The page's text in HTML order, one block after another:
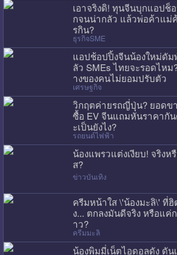
เอาจริงดิ! ทุนจีนบุกแอปช็
กจนน่ากลัว แล้วพ่อค้าแม่
รกิน?
ธุรกิจSME
แอปช้อปปิ้งจีนน้องใหม่ดั
ลัว SMEs ไทยจะรอดไห
างของคนไม่ยอมปรับตัว
เศรษฐกิจ
วิกฤตค่ายรถญี่ปุ่น? ยอดข
ซื้อ EV จีนแถมหั่นราคากั
ะเป็นยังไง?
รถยนต์ไฟฟ้า
น้องแพรวแต่งเงียบ! จริงห
ส?
ข่าวบันเทิง
ครีมหน้าใส \'น้องมะลิ\' ที่
ง... ตกลงมันดีจริง หรือแค่
าว?
ครีมมะลิ
น้องพิมมี่เน็ตไอดอลดัง ดัน